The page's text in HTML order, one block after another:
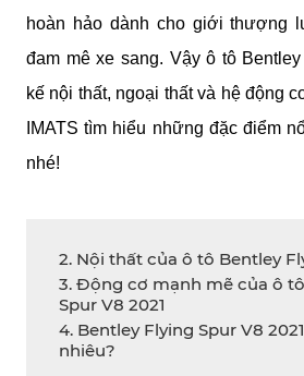
hoàn hảo dành cho giới thượng
đam mê xe sang. Vậy ô tô
kế nội thất, ngoại thất và hệ động
IMATS tìm hiểu những đặc điểm
nhé!
2. Nội thất của ô tô Bentley
3. Động cơ mạnh mẽ của ô
Spur V8 2021
4. Bentley Flying Spur V8
nhiêu?